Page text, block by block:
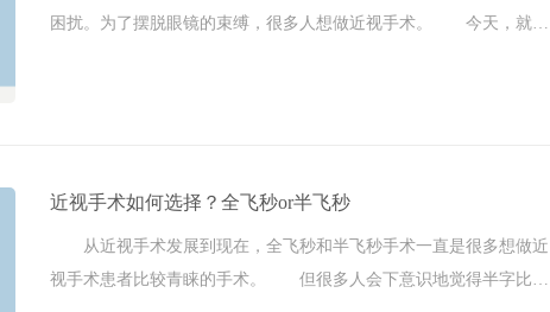
困扰。为了摆脱眼镜的束缚，很多人想做近视手术。 今天，就和
近视手术如何选择？全飞秒or半飞秒
从近视手术发展到现在，全飞秒和半飞秒手术一直是很多想做近
视手术患者比较青睐的手术。 但很多人会下意识地觉得半字比不